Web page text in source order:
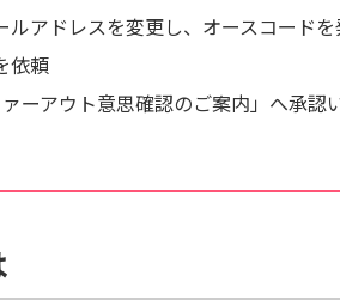
アドレスを変更し、オースコード
依頼
ーアウト意思確認のご案内」へ承認